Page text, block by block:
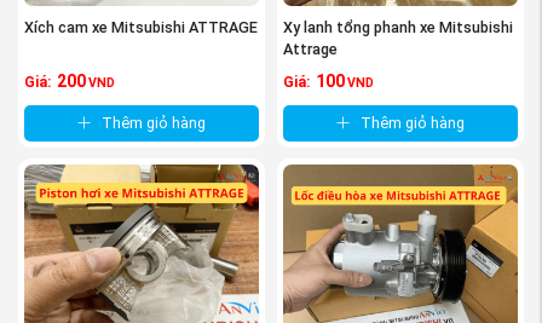
Xích cam xe Mitsubishi ATTRAGE
Giá: 200 VND
Thêm giỏ hàng
Xy lanh tổng phanh xe Mitsubishi
Attrage
Giá: 100 VND
Thêm giỏ hàng